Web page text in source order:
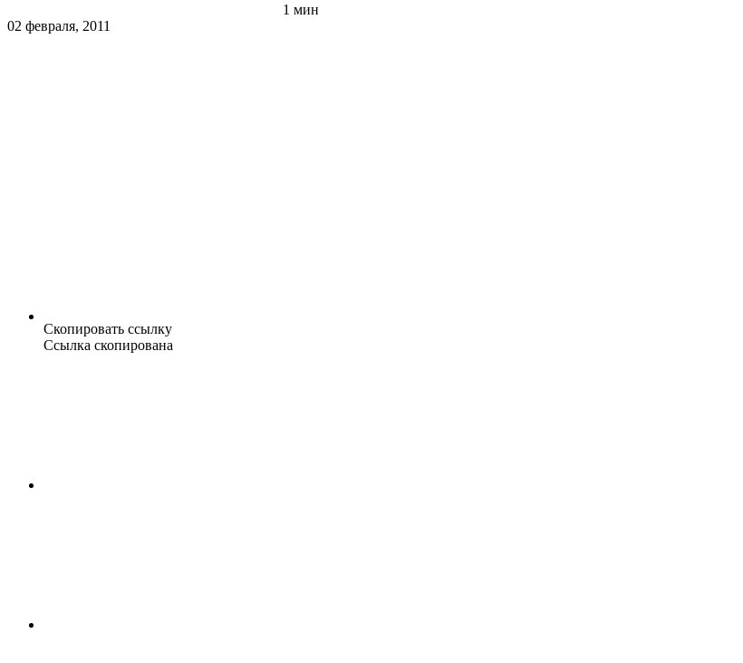
1 мин
02 февраля, 2011
Скопировать ссылку
Ссылка скопирована